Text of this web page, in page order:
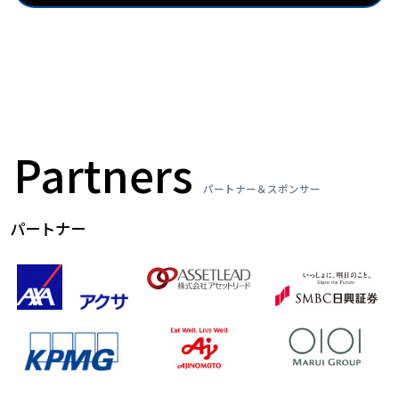
Partners パートナー＆スポンサー
パートナー